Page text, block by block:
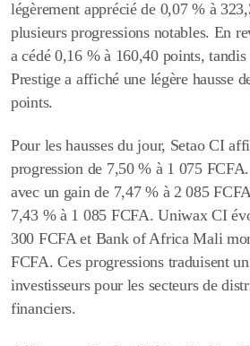
légèrement apprécié de 0,07 % à
plusieurs progressions notables. En
a cédé0,16 % à 160,40 points,
Prestige a affiché une légère hausse
points.
Pour les hausses du jour, Setao CI
progression de 7,50 % à 1 075
avec un gain de 7,47 % à 2 085
7,43 % à 1 085 FCFA. Uniwax CI
300 FCFA et Bank of Africa Mali
FCFA. Ces progressions traduisent
investisseurs pour les secteurs de
financiers.